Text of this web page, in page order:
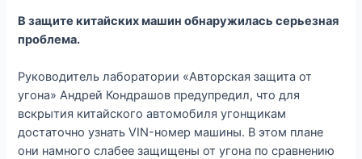
В защите китайских машин обнаружилась серьезная
проблема.
Руководитель лаборатории «Авторская защита от
угона» Андрей Кондрашов предупредил, что для
вскрытия китайского автомобиля угонщикам
достаточно узнать VIN-номер машины. В этом плане
они намного слабее защищены от угона по сравнению